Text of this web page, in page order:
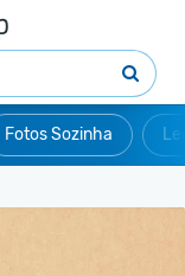
Fotos Sozinha